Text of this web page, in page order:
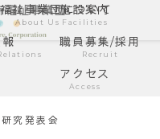
祉事業団について
About Us
施設案内
Facilities
職員募集/採用
Recruit
アクセス
Access
研究発表会